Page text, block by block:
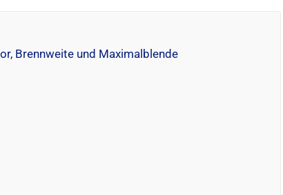
Brennweite und Maximalblende